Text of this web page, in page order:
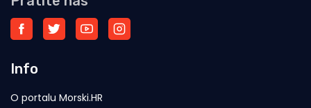
Info
O portalu Morski.HR